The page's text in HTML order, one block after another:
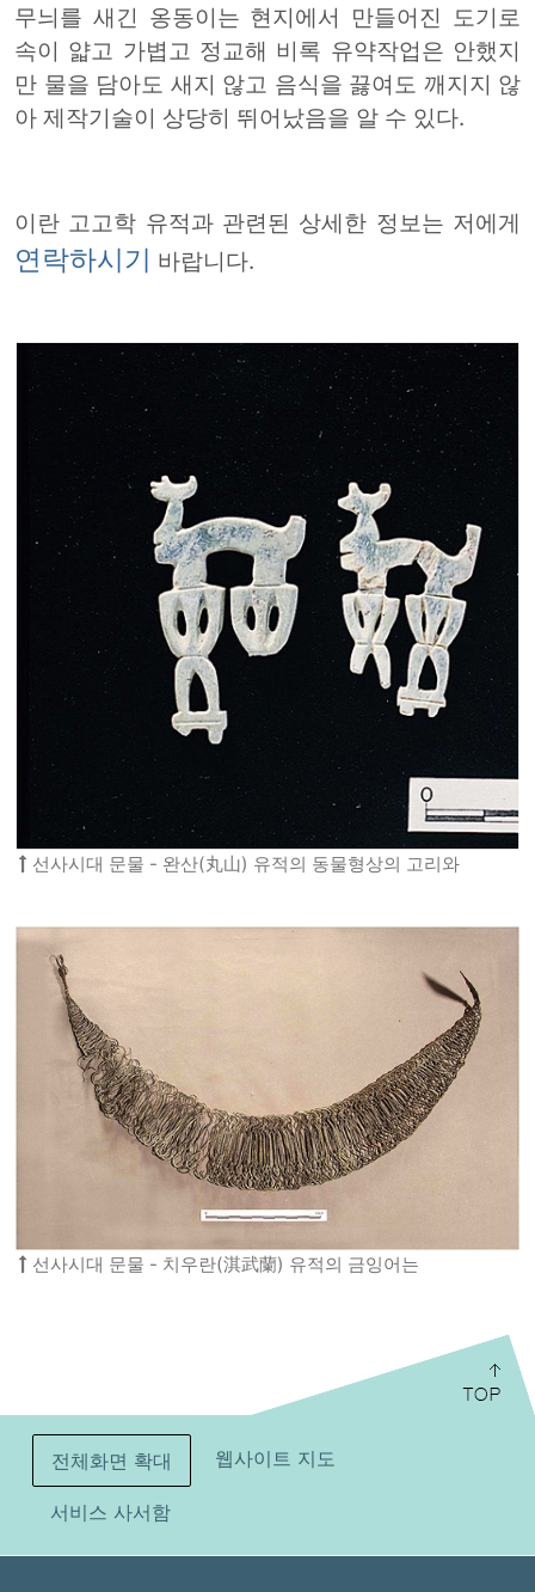
무늬를 새긴 옹동이는 현지에서 만들어진 도기로
속이 얇고 가볍고 정교해 비록 유약작업은 안했지
만 물을 담아도 새지 않고 음식을 끓여도 깨지지 않
아 제작기술이 상당히 뛰어났음을 알 수 있다.
이란 고고학 유적과 관련된 상세한 정보는 저에게
연락하시기 바랍니다.
선사시대 문물 - 완산(丸山) 유적의 동물형상의 고리와
선사시대 문물 - 치우란(淇武蘭) 유적의 금잉어는
전체화면 확대 웹사이트 지도
서비스 사서함